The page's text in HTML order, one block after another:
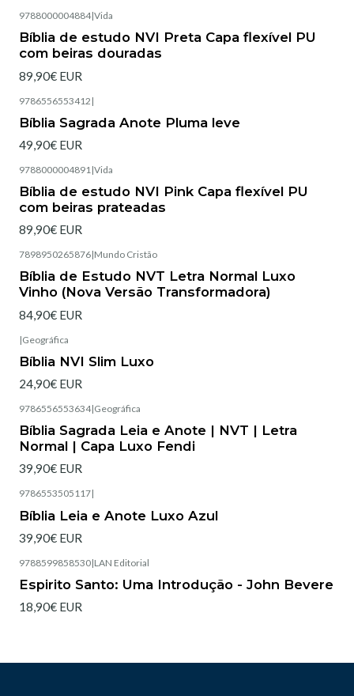
9788000004884|Vida
Bíblia de estudo NVI Preta Capa flexível PU
com beiras douradas
89,90€ EUR
9786556553412 |
Bíblia Sagrada Anote Pluma leve
49,90€ EUR
9788000004891 |Vida
Bíblia de estudo NVI Pink Capa flexível PU
com beiras prateadas
89,90€ EUR
7898950265876|Mundo Cristão
Bíblia de Estudo NVT Letra Normal Luxo
Vinho (Nova Versão Transformadora)
84,90€ EUR
|Geográfica
Bíblia NVI Slim Luxo
24,90€ EUR
9786556553634|Geográfica
Bíblia Sagrada Leia e Anote | NVT | Letra
Normal | Capa Luxo Fendi
39,90€ EUR
9786553505117|
Bíblia Leia e Anote Luxo Azul
39,90€ EUR
9788599858530|LAN Editorial
Espirito Santo: Uma Introdução - John Bevere
18,90€ EUR